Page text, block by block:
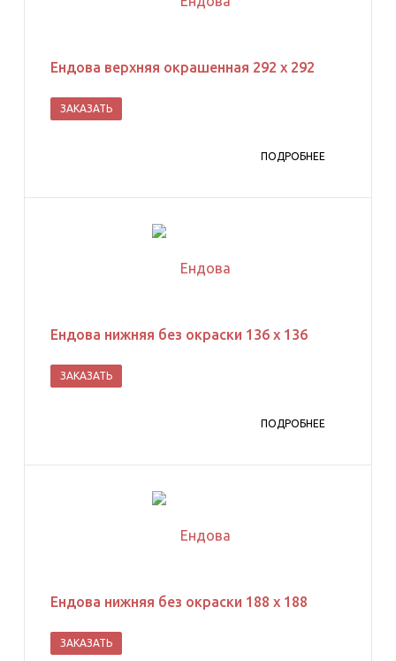
Ендова верхняя окрашенная 292 х 292
ЗАКАЗАТЬ
ПОДРОБНЕЕ
Ендова нижняя без окраски 136 х 136
ЗАКАЗАТЬ
ПОДРОБНЕЕ
Ендова нижняя без окраски 188 х 188
ЗАКАЗАТЬ